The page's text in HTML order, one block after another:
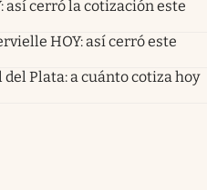
así cerró la cotización este
HOY: así cerró este
Plata: a cuánto cotiza hoy